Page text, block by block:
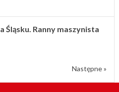
Śląsku. Ranny maszynista
Następne »